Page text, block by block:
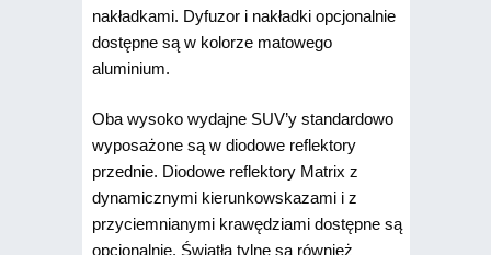
nakładkami. Dyfuzor i nakładki opcjonalnie
dostępne są w kolorze matowego
aluminium.
Oba wysoko wydajne SUV’y standardowo
wyposażone są w diodowe reflektory
przednie. Diodowe reflektory Matrix z
dynamicznymi kierunkowskazami i z
przyciemnianymi krawędziami dostępne są
opcjonalnie. Światła tylne są również